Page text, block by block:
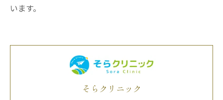
います。
そらクリニック